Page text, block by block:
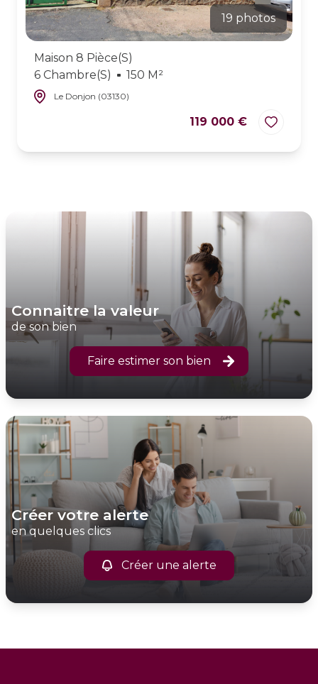
19 photos
Maison 8 Pièce(s)
6 Chambre(s)
150 M²
Le Donjon (03130)
119 000 €
connaitre la valeur
de son bien
Faire estimer son bien
créer votre alerte
en quelques clics
Créer une alerte